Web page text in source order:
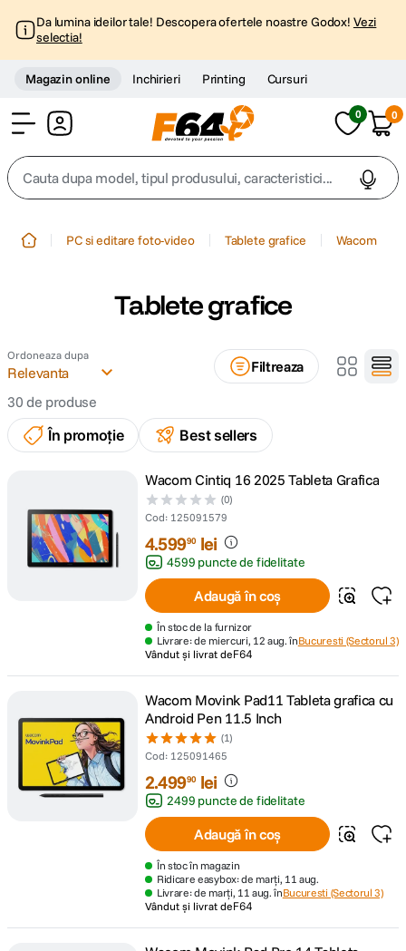
Da lumina ideilor tale! Descopera ofertele noastre Godox! Vezi
selectia!
Magazin online Inchirieri Printing Cursuri
0 0
Cauta dupa model, tipul produsului, caracteristici...
3. trepied telefon
4. peak design
canon sx740 hs
7. card memorie
PC si editare foto-video Tablete grafice Wacom
Tablete grafice
Ordoneaza dupa
Relevanta
Filtreaza
30de produse
În promoție
Best sellers
Wacom Cintiq 16 2025 Tableta Grafica
(0)
Cod: 125091579
4.59990 lei
4599 puncte de fidelitate
Adaugă în coș
În stoc de la furnizor
Livrare: de miercuri, 12 aug. înBucuresti (Sectorul 3)
Vândut și livrat deF64
Wacom Movink Pad11 Tableta grafica cu
Android Pen 11.5 Inch
(1)
Cod: 125091465
2.49990 lei
2499 puncte de fidelitate
Adaugă în coș
În stoc în magazin
Ridicare easybox: de marți, 11 aug.
Livrare: de marți, 11 aug. înBucuresti (Sectorul 3)
Vândut și livrat deF64